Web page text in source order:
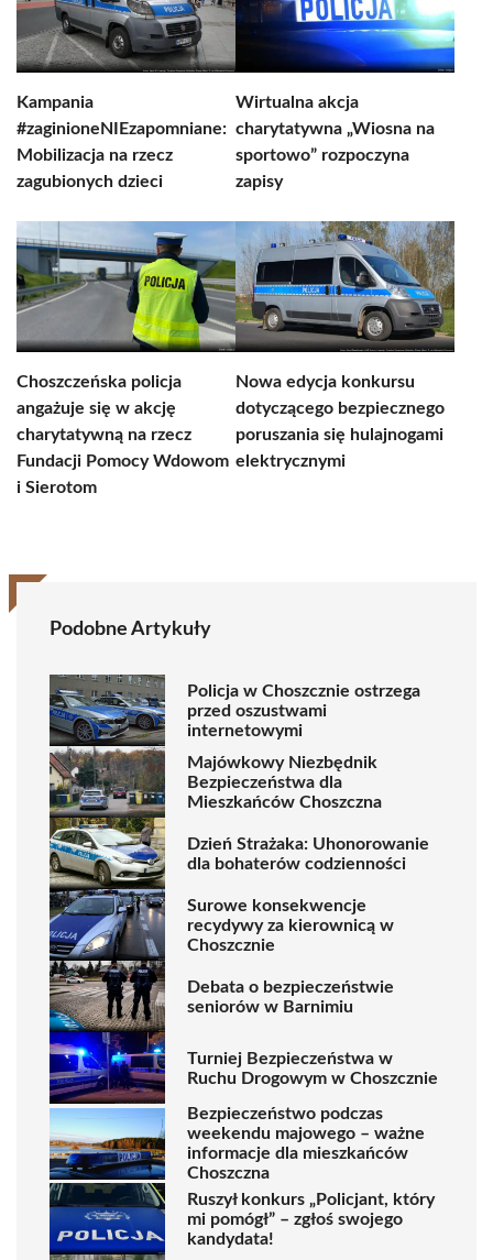
Kampania
#zaginioneNIEzapomniane:
Mobilizacja na rzecz
zagubionych dzieci
Wirtualna akcja
charytatywna „Wiosna na
sportowo” rozpoczyna
zapisy
Choszczeńska policja
angażuje się w akcję
charytatywną na rzecz
Fundacji Pomocy Wdowom
i Sierotom
Nowa edycja konkursu
dotyczącego bezpiecznego
poruszania się hulajnogami
elektrycznymi
Podobne Artykuły
Policja w Choszcznie ostrzega
przed oszustwami
internetowymi
Majówkowy Niezbędnik
Bezpieczeństwa dla
Mieszkańców Choszczna
Dzień Strażaka: Uhonorowanie
dla bohaterów codzienności
Surowe konsekwencje
recydywy za kierownicą w
Choszcznie
Debata o bezpieczeństwie
seniorów w Barnimiu
Turniej Bezpieczeństwa w
Ruchu Drogowym w Choszcznie
Bezpieczeństwo podczas
weekendu majowego – ważne
informacje dla mieszkańców
Choszczna
Ruszył konkurs „Policjant, który
mi pomógł” – zgłoś swojego
kandydata!